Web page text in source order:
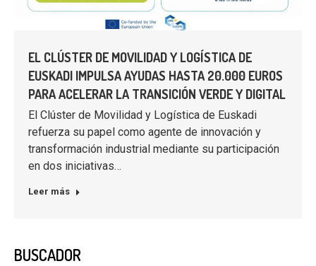
EL CLÚSTER DE MOVILIDAD Y LOGÍSTICA DE
EUSKADI IMPULSA AYUDAS HASTA 20.000 EUROS
PARA ACELERAR LA TRANSICIÓN VERDE Y DIGITAL
El Clúster de Movilidad y Logística de Euskadi
refuerza su papel como agente de innovación y
transformación industrial mediante su participación
en dos iniciativas…
Leer más
BUSCADOR